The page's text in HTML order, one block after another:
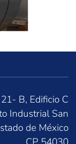
B, Edificio C
Industrial San
de México